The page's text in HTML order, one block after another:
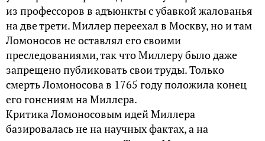
из профессоров в адъюнкты с убавкой жалованья
на две трети. Миллер переехал в Москву, но и там
Ломоносов не оставлял его своими
преследованиями, так что Миллеру было даже
запрещено публиковать свои труды. Только
смерть Ломоносова в 1765 году положила конец
его гонениям на Миллера.
Критика Ломоносовым идей Миллера
базировалась не на научных фактах, а на